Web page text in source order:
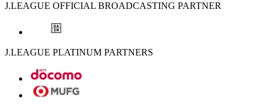
J.LEAGUE OFFICIAL BROADCASTING PARTNER
J.LEAGUE PLATINUM PARTNERS